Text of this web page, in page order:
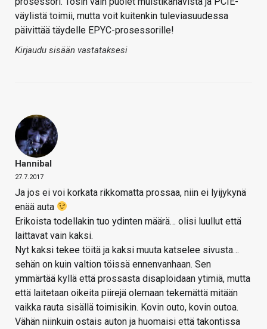
väylistä toimii, mutta voit kuitenkin tuleviasuudessa
päivittää täydelle EPYC-prosessorille!
Kirjaudu sisään vastataksesi
Hannibal
27.7.2017
Ja jos ei voi korkata rikkomatta prossaa, niin ei lyijykynä
enää auta
Erikoista todellakin tuo ydinten määrä… olisi luullut että
laittavat vain kaksi.
Nyt kaksi tekee töitä ja kaksi muuta katselee sivusta…
sehän on kuin valtion töissä ennenvanhaan. Sen
ymmärtää kyllä että prossasta disaploidaan ytimiä, mutta
että laitetaan oikeita piirejä olemaan tekemättä mitään
vaikka rauta sisällä toimisikin. Kovin outo, kovin outoa.
Vähän niinkuin ostais auton ja huomaisi että takontissa